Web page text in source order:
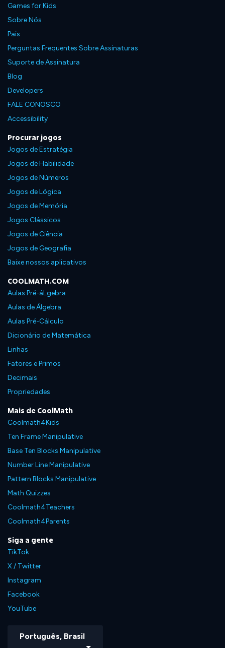
Games for Kids
Sobre Nós
Pais
Perguntas Frequentes Sobre Assinaturas
Suporte de Assinatura
Blog
Developers
FALE CONOSCO
Accessibility
Procurar jogos
Jogos de Estratégia
Jogos de Habilidade
Jogos de Números
Jogos de Lógica
Jogos de Memória
Jogos Clássicos
Jogos de Ciência
Jogos de Geografia
Baixe nossos aplicativos
COOLMATH.COM
Aulas Pré-áLgebra
Aulas de Álgebra
Aulas Pré-Cálculo
Dicionário de Matemática
Linhas
Fatores e Primos
Decimais
Propriedades
Mais de CoolMath
Coolmath4Kids
Ten Frame Manipulative
Base Ten Blocks Manipulative
Number Line Manipulative
Pattern Blocks Manipulative
Math Quizzes
Coolmath4Teachers
Coolmath4Parents
Siga a gente
TikTok
X / Twitter
Instagram
Facebook
YouTube
Português, Brasil